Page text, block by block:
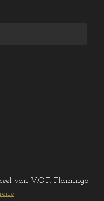
van V.O.F. Flamingo